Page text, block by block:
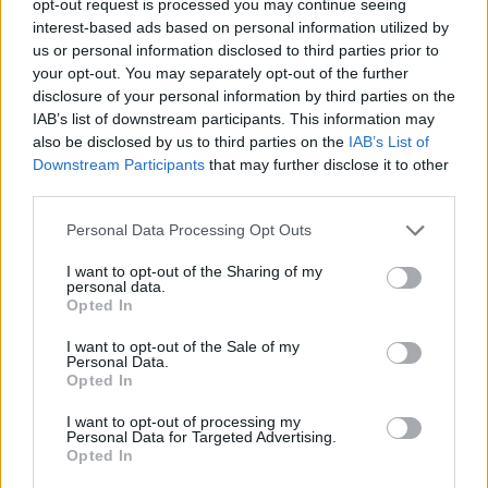
opt-out request is processed you may continue seeing
interest-based ads based on personal information utilized by
us or personal information disclosed to third parties prior to
your opt-out. You may separately opt-out of the further
disclosure of your personal information by third parties on the
IAB’s list of downstream participants. This information may
also be disclosed by us to third parties on the IAB’s List of
Downstream Participants that may further disclose it to other
Personal Data Processing Opt Outs
I want to opt-out of the Sharing of my
personal data.
Opted In
I want to opt-out of the Sale of my
Personal Data.
Opted In
I want to opt-out of processing my
Personal Data for Targeted Advertising.
Opted In
megírja az Országgyűlési Tudósítások címen megjelentetett kézzel
írott, majd kőnyomatos újságját. Ezután a Törvényhatósági
Tudósítások megjelentetésével a megyei közgyűlések munkájáról
próbálta tájékoztatni a közvéleményt.
A Metternich által vezetett Habsburg politika azonban Kossuth
Lajost és az akkori reformmozgalom több vezetőjét (Lovassy,
Wesselényi) börtönbe vetette. Kossuth a börtönben angolt és
közgazdaságtant tanult, majd mikor kiszabadult rábízták az bécsi
szerkesztését. Kossuth a lapot politikai mozgalmának szócsövévé
tette. Vezércikkeiből – amelyekben a közéleti témákat személyes
hangnemben közelítette meg- kirajzolódott politikai programja,
hazai ipar fejlesztése és a nemzeti függetlenség iránti fokozatos
elkötelezettség voltak.
nézetkülönbségei Széchenyivel, akit tiszteletteljesen a legnagyobb
magyarnak nevezett. Széchenyi az osztrákokkal együttműködve
kívánta a társadalmi és gazdasági haladást, míg Kossuth nem tartotta
elképzelhetetlennek a velük való szembefordulást. Kossuth úgy
vélte, hogy a kiváltságokat ki kell szélesíteni, tehát politikai jogokat
és országgyűlési képviseletet (népképviselet) kell adni a társadalom